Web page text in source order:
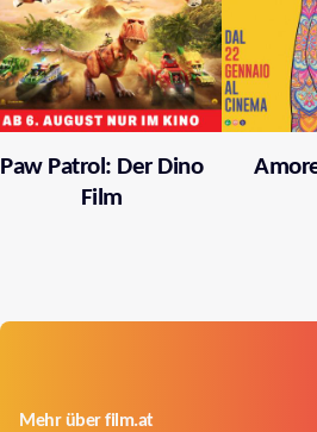
Paw Patrol: Der Dino
Film
Mehr über film.at